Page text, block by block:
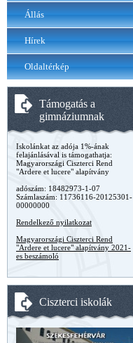
Állás
Hírek
Oldaltérkép
Támogatás a
gimnáziumnak
Iskolánkat az adója 1%-ának
felajánlásával is támogathatja:
Magyarországi Ciszterci Rend
"Ardere et lucere" alapítvány
adószám: 18482973-1-07
Számlaszám: 11736116-20125301-
00000000
Rendelkező nyilatkozat
Magyarországi Ciszterci Rend
"Ardere et lucere" alapítvány 2021-
es beszámoló
Ciszterci iskolák